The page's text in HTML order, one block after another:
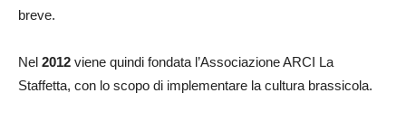
breve.
Nel 2012 viene quindi fondata l’Associazione ARCI La
Staffetta, con lo scopo di implementare la cultura brassicola.